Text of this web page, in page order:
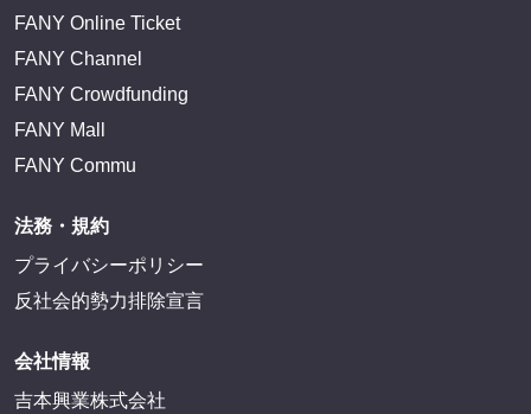
FANY Online Ticket
FANY Channel
FANY Crowdfunding
FANY Mall
FANY Commu
法務・規約
プライバシーポリシー
反社会的勢力排除宣言
会社情報
吉本興業株式会社